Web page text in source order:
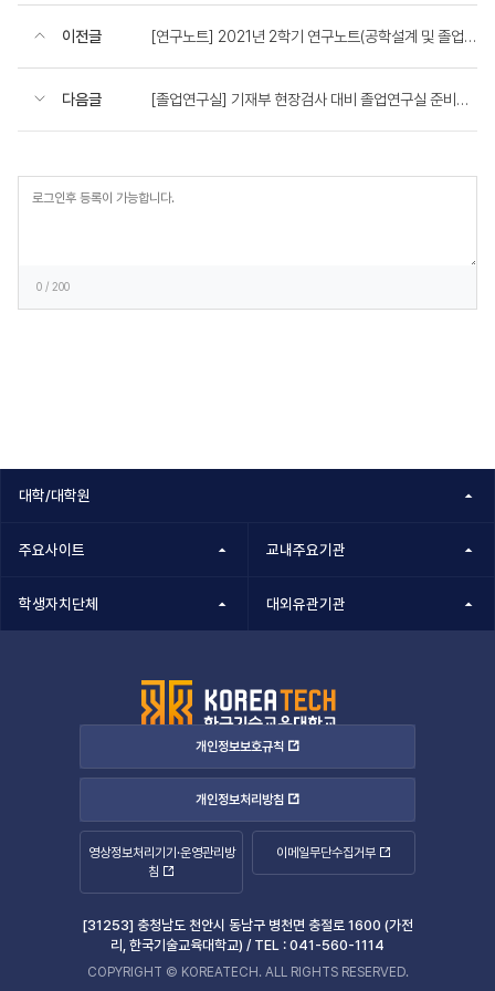
이전글 [연구노트] 2021년 2학기 연구노트(공학설계 및 졸업설계) 제출 일정 및 양식 안내
다음글 [졸업연구실] 기재부 현장검사 대비 졸업연구실 준비사항 안내
0 / 200
대학/대학원
주요사이트 교내주요기관
학생자치단체 대외유관기관
개인정보보호규칙
개인정보처리방침
영상정보처리기기·운영관리방
침
이메일무단수집거부
[31253] 충청남도 천안시 동남구 병천면 충절로 1600 (가전
리, 한국기술교육대학교) / TEL : 041-560-1114
COPYRIGHT © KOREATECH. ALL RIGHTS RESERVED.